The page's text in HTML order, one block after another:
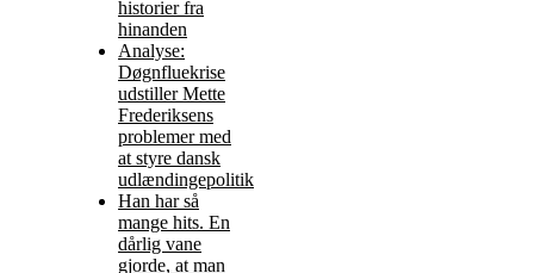
historier fra
hinanden
Analyse:
Døgnfluekrise
udstiller Mette
Frederiksens
problemer med
at styre dansk
udlændingepolitik
Han har så
mange hits. En
dårlig vane
gjorde, at man